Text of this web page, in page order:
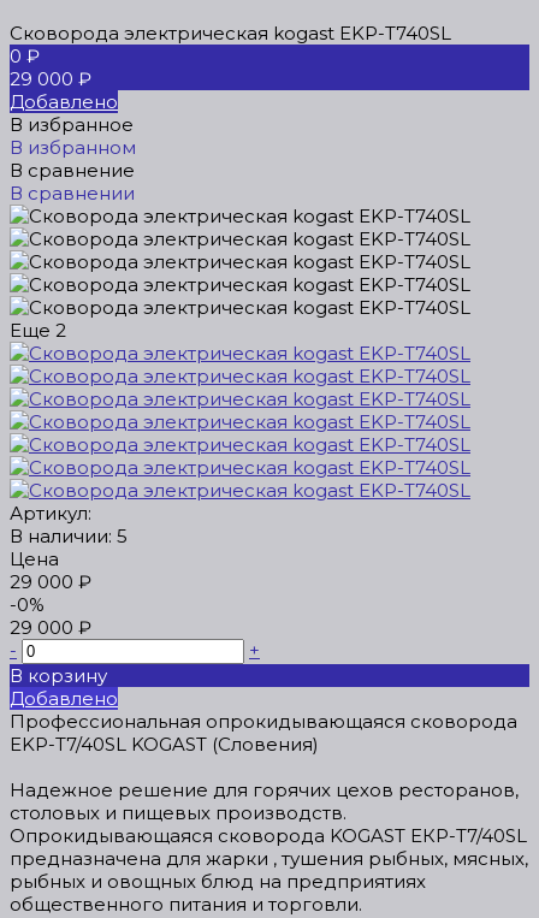
Сковорода электрическая kogast EKP-T740SL
0 ₽
29 000 ₽
Добавлено
В избранное
В избранном
В сравнение
В сравнении
Еще 2
Артикул:
В наличии: 5
Цена
29 000 ₽
-0%
29 000 ₽
-
+
В корзину
Добавлено
Профессиональная опрокидывающаяся сковорода
EKP-T7/40SL KOGAST (Словения)
Надежное решение для горячих цехов ресторанов,
столовых и пищевых производств.
Oпрокидывaющaяся скoворода KOGAST ЕКР-Т7/40SL
предназначена для жарки , тушения рыбных, мясных,
рыбных и овощных блюд на предприятиях
общественного питания и торговли.